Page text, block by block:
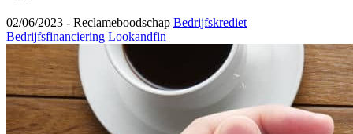
02/06/2023 - Reclameboodschap Bedrijfskrediet
Bedrijfsfinanciering Lookandfin